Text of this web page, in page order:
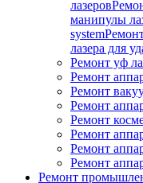
лазеров
манипулы
system
лазера для
Ремонт уф
Ремонт
Ремонт
Ремонт
Ремонт
Ремонт
Ремонт
Ремонт
Ремонт